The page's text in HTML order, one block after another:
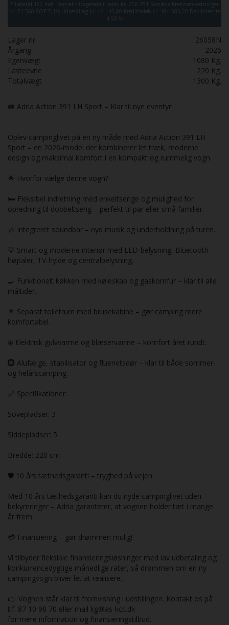
* Løbetid 120 mdr. Samlet tilbagebetalt beløb kr. 256.151 Samlede Kreditomkostninger
kr. 71.568
ÅOP 7,1% Udbetaling kr. 46.145,80 Kreditbeløb kr. 184.583,20
Debitorrente
4,58 %
Lager nr.
26058N
Årgang
2026
Egenvægt
1080 Kg.
Lasteevne
220 Kg.
Totalvægt
1300 Kg.
🚐 Adria Action 391 LH Sport – Klar til nye eventyr!
Oplev campinglivet på en ny måde med Adria Action 391 LH
Sport – en 2026‑model der kombinerer let træk, moderne
design og maksimal komfort i en kompakt og rummelig vogn.
🌟 Hvorfor vælge denne vogn?
🛏️ Fleksibel indretning med enkeltsenge og mulighed for
opredning til dobbeltseng – perfekt til par eller små familier.
🎶 Integreret soundbar – nyd musik og underholdning på turen.
💡 Smart og moderne interiør med LED-belysning, Bluetooth-
højtaler, TV-hylde og centralbelysning.
🍳 Funktionelt køkken med køleskab og gaskomfur – klar til alle
måltider.
🚿 Separat toiletrum med brusekabine – gør camping mere
komfortabel.
❄️ Elektrisk gulvvarme og blæservarme – komfort året rundt.
🛞 Alufælge, stabilisator og fluenetsdør – klar til både sommer-
og helårscamping.
📏 Specifikationer:
Sovepladser: 3
Siddepladser: 5
Bredde: 220 cm
🛡️ 10 års tæthedsgaranti – tryghed på vejen
Med 10 års tæthedsgaranti kan du nyde campinglivet uden
bekymringer – Adria garanterer, at vognen holder tæt i mange
år frem.
💳 Finansiering – gør drømmen mulig!
Vi tilbyder fleksible finansieringsløsninger med lav udbetaling og
konkurrencedygtige månedlige rater, så drømmen om en ny
campingvogn bliver let at realisere.
👉 Vognen står klar til fremvisning i udstillingen. Kontakt os på
tlf. 87 10 98 70 eller mail kg@as-kcc.dk
for mere information og finansieringstilbud.